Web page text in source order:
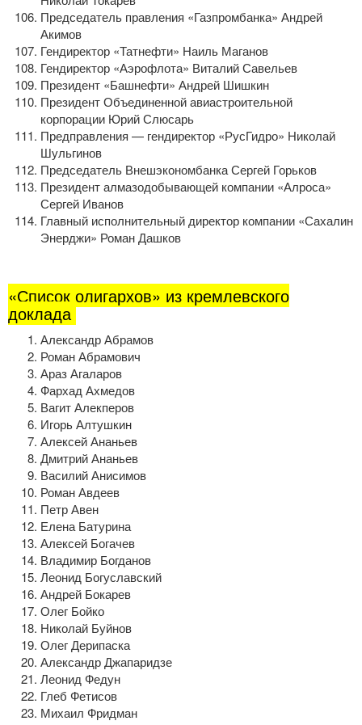
Председатель правления «Газпромбанка» Андрей
Акимов
Гендиректор «Татнефти» Наиль Маганов
Гендиректор «Аэрофлота» Виталий Савельев
Президент «Башнефти» Андрей Шишкин
Президент Объединенной авиастроительной
корпорации Юрий Слюсарь
Предправления — гендиректор «РусГидро» Николай
Шульгинов
Председатель Внешэкономбанка Сергей Горьков
Президент алмазодобывающей компании «Алроса»
Сергей Иванов
Главный исполнительный директор компании «Сахалин
Энерджи» Роман Дашков
«Список олигархов» из кремлевского
доклада
Александр Абрамов
Роман Абрамович
Араз Агаларов
Фархад Ахмедов
Вагит Алекперов
Игорь Алтушкин
Алексей Ананьев
Дмитрий Ананьев
Василий Анисимов
Роман Авдеев
Петр Авен
Елена Батурина
Алексей Богачев
Владимир Богданов
Леонид Богуславский
Андрей Бокарев
Олег Бойко
Николай Буйнов
Олег Дерипаска
Александр Джапаридзе
Леонид Федун
Глеб Фетисов
Михаил Фридман